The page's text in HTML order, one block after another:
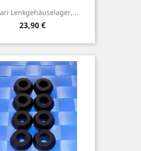
Lenkgehäuselager,...
Preis
23,90 €